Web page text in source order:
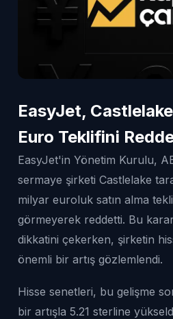
EasyJet,
Euro Teklifini
EasyJet'in Yönetim Kurulu,
sermaye şirketi Castlelake
milyar euroluk satın alma
görmeyerek reddetti. Bu karar,
dikkatini çekerken, şirketin
önemli bir artış gözlemlendi.
Hisse senetleri, bu gelişme
bir artışla 5.21 sterline